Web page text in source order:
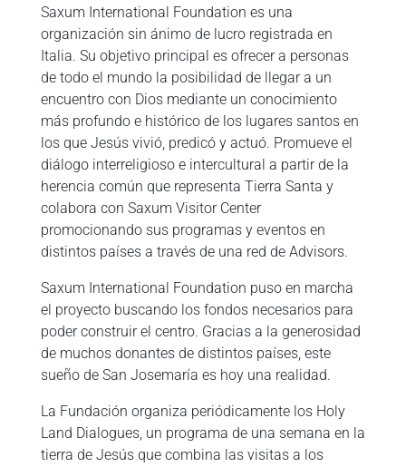
Saxum International Foundation es una
organización sin ánimo de lucro registrada en
Italia. Su objetivo principal es ofrecer a personas
de todo el mundo la posibilidad de llegar a un
encuentro con Dios mediante un conocimiento
más profundo e histórico de los lugares santos en
los que Jesús vivió, predicó y actuó. Promueve el
diálogo interreligioso e intercultural a partir de la
herencia común que representa Tierra Santa y
colabora con Saxum Visitor Center
promocionando sus programas y eventos en
distintos países a través de una red de Advisors.
Saxum International Foundation puso en marcha
el proyecto buscando los fondos necesarios para
poder construir el centro. Gracias a la generosidad
de muchos donantes de distintos países, este
sueño de San Josemaría es hoy una realidad.
La Fundación organiza periódicamente los Holy
Land Dialogues, un programa de una semana en la
tierra de Jesús que combina las visitas a los